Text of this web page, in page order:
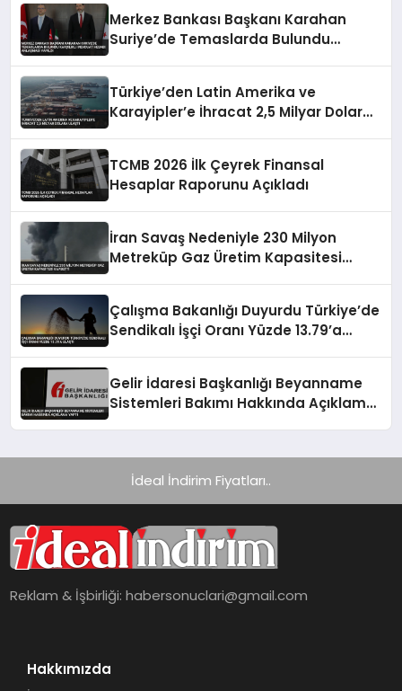
Merkez Bankası Başkanı Karahan
Suriye’de Temaslarda Bulundu
Türkiye’den Latin Amerika ve
Karayipler’e İhracat 2,5 Milyar Dolara
TCMB 2026 İlk Çeyrek Finansal
Hesaplar Raporunu Açıkladı
İran Savaş Nedeniyle 230 Milyon
Metreküp Gaz Üretim Kapasitesi
Çalışma Bakanlığı Duyurdu Türkiye’de
Sendikalı İşçi Oranı Yüzde 13.79’a
Gelir İdaresi Başkanlığı Beyanname
Sistemleri Bakımı Hakkında Açıklama
İdeal İndirim Fiyatları..
Reklam & İşbirliği:habersonuclari@gmail.com
Hakkımızda